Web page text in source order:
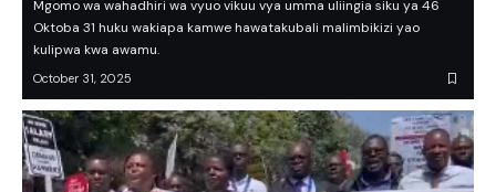
Mgomo wa wahadhiri wa vyuo vikuu vya umma uliingia siku ya 46
Oktoba 31 huku wakiapa kamwe hawatakubali malimbikizi yao
kulipwa kwa awamu.
October 31, 2025